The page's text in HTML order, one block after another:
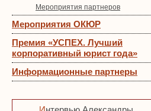
Мероприятия партнеров
Мероприятия ОКЮР
Премия «УСПЕХ. Лучший
корпоративный юрист года»
Информационные партнеры